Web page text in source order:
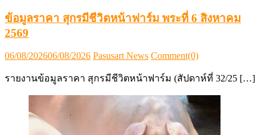
ข้อมูลราคา สุกรมีชีวิตหน้าฟาร์ม พระที่ 6 สิงหาคม
2569
Posted
06/08/202606/08/2026 Author
Pasusart News Comment(0)
รายงานข้อมูลราคา สุกรมีชีวิตหน้าฟาร์ม (สัปดาห์ที่ 32/25 […]